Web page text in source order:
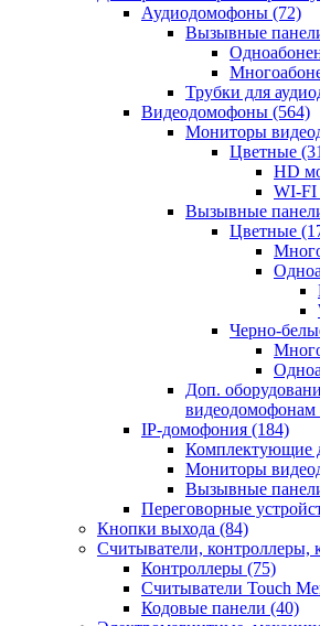
Аудиодомофоны (72)
Вызывные
Трубки для
Видеодомофоны (564)
Мониторы
Цветные
HD
WI-FI
Вызывные
Цветные
Черно-
Доп.
видеодомофонам
IP-домофония (184)
Комплектующие
Мониторы
Вызывные
Переговорные
Кнопки выхода (84)
Считыватели, контроллеры,
Контроллеры (75)
Считыватели Touch
Кодовые панели (40)